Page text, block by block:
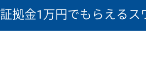
証拠金1万円でもらえるス